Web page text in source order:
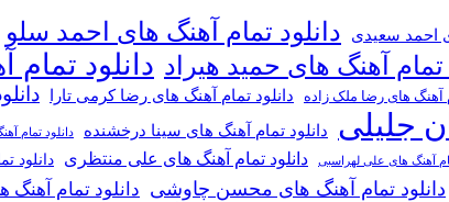
احمد سعیدی دانلود تمام آهنگ های احمد سلو
تمام آهنگ های حمید هیراد دانلود
آهنگ های رضا ملک زاده دانلود تمام آهنگ های رضا کرمی تارا
جلیلی دانلود تمام آهنگ های سینا درخشنده دانلود تمام
آهنگ های علی لهراسبی دانلود تمام آهنگ های علی منتظری دانلود
دانلود تمام آهنگ های محسن چاوشی دانلود تمام